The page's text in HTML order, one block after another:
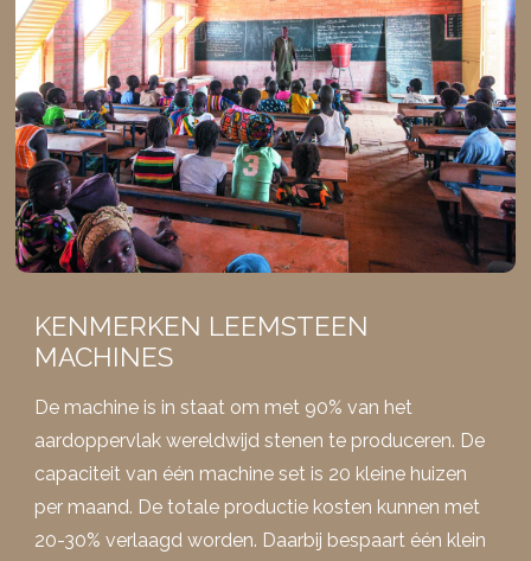
KENMERKEN LEEMSTEEN
MACHINES
De machine is in staat om met 90% van het
aardoppervlak wereldwijd stenen te produceren. De
capaciteit van één machine set is 20 kleine huizen
per maand. De totale productie kosten kunnen met
20-30% verlaagd worden. Daarbij bespaart één klein